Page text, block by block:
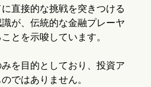
直接的な挑戦を突きつける
が、伝統的な金融プレーヤ
とを示唆しています。
を目的としており、投資ア
ではありません。